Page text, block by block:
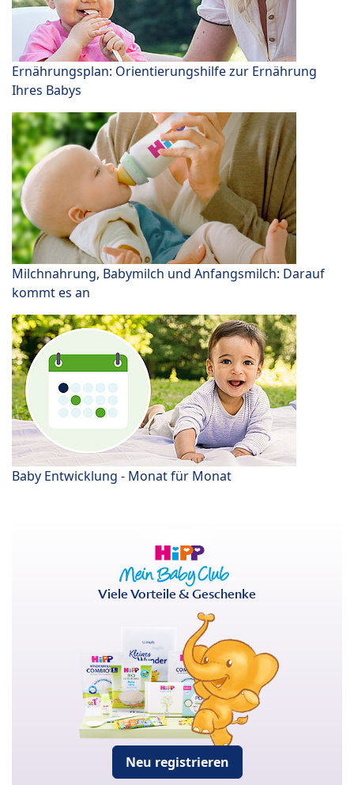
Ernährungsplan: Orientierungshilfe zur Ernährung
Ihres Babys
Milchnahrung, Babymilch und Anfangsmilch: Darauf
kommt es an
Baby Entwicklung - Monat für Monat
Viele Vorteile & Geschenke
Neu registrieren